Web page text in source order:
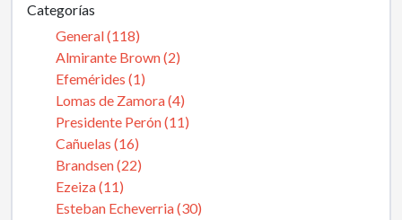
Categorías
General (118)
Almirante Brown (2)
Efemérides (1)
Lomas de Zamora (4)
Presidente Perón (11)
Cañuelas (16)
Brandsen (22)
Ezeiza (11)
Esteban Echeverria (30)